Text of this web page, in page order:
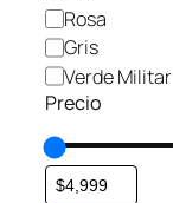
i
o
n
Rosa
Gris
Verde Militar
Precio